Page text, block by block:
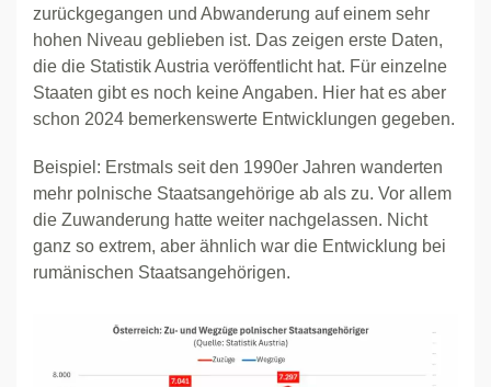
zurückgegangen und Abwanderung auf einem sehr
hohen Niveau geblieben ist. Das zeigen erste Daten,
die die Statistik Austria veröffentlicht hat. Für einzelne
Staaten gibt es noch keine Angaben. Hier hat es aber
schon 2024 bemerkenswerte Entwicklungen gegeben.
Beispiel: Erstmals seit den 1990er Jahren wanderten
mehr polnische Staatsangehörige ab als zu. Vor allem
die Zuwanderung hatte weiter nachgelassen. Nicht
ganz so extrem, aber ähnlich war die Entwicklung bei
rumänischen Staatsangehörigen.